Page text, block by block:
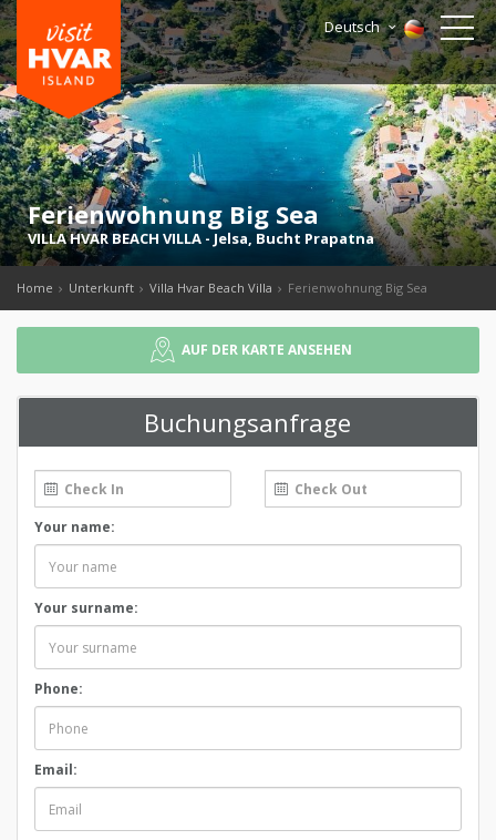
Deutsch
Ferienwohnung Big Sea
VILLA HVAR BEACH VILLA - Jelsa, Bucht Prapatna
Home Unterkunft Villa Hvar Beach Villa Ferienwohnung Big Sea
AUF DER KARTE ANSEHEN
Buchungsanfrage
Your name:
Your surname:
Phone:
Email: